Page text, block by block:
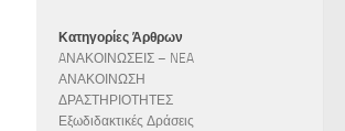
Κατηγορίες Άρθρων
AΝΑΚΟΙΝΩΣΕΙΣ – NEA
ΑΝΑΚΟΙΝΩΣΗ
ΔΡΑΣΤΗΡΙΟΤΗΤΕΣ
Εξωδιδακτικές Δράσεις